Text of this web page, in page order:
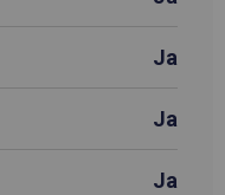
Ja
Ja
Ja